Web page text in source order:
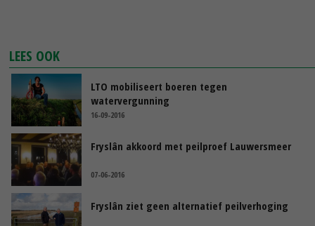
LEES OOK
LTO mobiliseert boeren tegen
watervergunning
16-09-2016
Fryslân akkoord met peilproef Lauwersmeer
07-06-2016
Fryslân ziet geen alternatief peilverhoging